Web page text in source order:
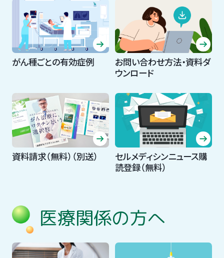
がん種ごとの有効症例
お問い合わせ方法・資料ダ
ウンロード
資料請求（無料）（別送）
セルメディシンニュース購
読登録（無料）
医療関係の方へ